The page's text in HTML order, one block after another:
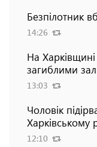
Безпілотник
14:26
На
загиблими
13:03
Чоловік
Харківському
12:10